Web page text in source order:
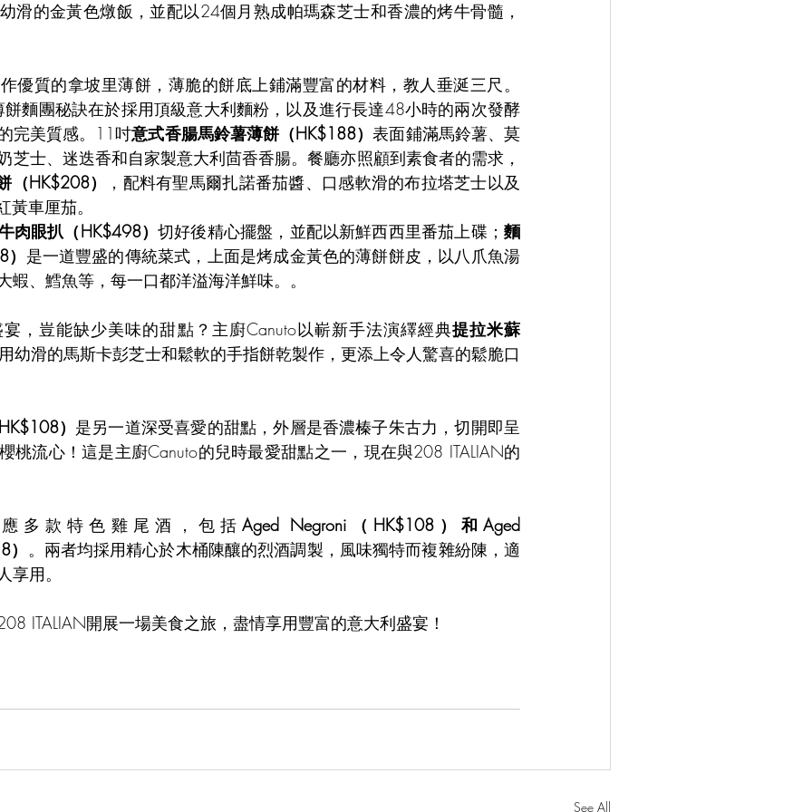
滑的金黃色燉飯，並配以24個月熟成帕瑪森芝士和香濃的烤牛骨髓，
優質的拿坡里薄餅，薄脆的餅底上鋪滿豐富的材料，教人垂涎三尺。
餅麵團秘訣在於採用頂級意大利麵粉，以及進行長達48小時的兩次發酵
完美質感。11吋意式香腸馬鈴薯薄餅（HK$188）表面鋪滿馬鈴薯、莫
芝士、迷迭香和自家製意大利茴香香腸。餐廳亦照顧到素食者的需求，
（HK$208）
，配料有聖馬爾扎諾番茄醬、口感軟滑的布拉塔芝士以及
黃車厘茄。
肉眼扒（HK$498）切好後精心擺盤，並配以新鮮西西里番茄上碟； 麵
是一道豐盛的傳統菜式，上面是烤成金黃色的薄餅餅皮，以八爪魚湯
蝦、鱈魚等，每一口都洋溢海洋鮮味。。
，豈能缺少美味的甜點？主廚Canuto以嶄新手法演繹經典提拉米蘇
幼滑的馬斯卡彭芝士和鬆軟的手指餅乾製作，更添上令人驚喜的鬆脆口
） 是另一道深受喜愛的甜點，外層是香濃榛子朱古力，切開即呈
桃流心！這是主廚Canuto的兒時最愛甜點之一，現在與208 ITALIAN的
多款特色雞尾酒，包括 Aged Negroni（HK$108）和Aged
。兩者均採用精心於木桶陳釀的烈酒調製，風味獨特而複雜紛陳，適
用。
ITALIAN開展一場美食之旅，盡情享用豐富的意大利盛宴！
See All